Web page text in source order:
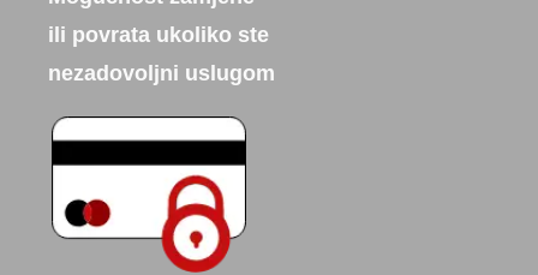
ili povrata ukoliko ste
nezadovoljni uslugom